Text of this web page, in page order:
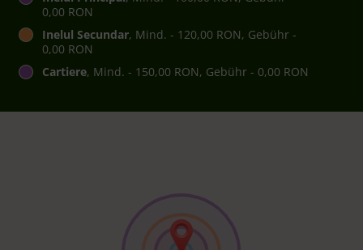
0,00 RON
Inelul Secundar, Mind. - 120,00 RON, Gebühr -
0,00 RON
Cartiere, Mind. - 150,00 RON, Gebühr - 0,00 RON